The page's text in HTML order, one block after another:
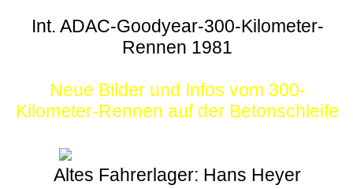
Int. ADAC-Goodyear-300-Kilometer-
Rennen 1981
Neue Bilder und Infos vom 300-
Kilometer-Rennen auf der Betonschleife
Altes Fahrerlager: Hans Heyer